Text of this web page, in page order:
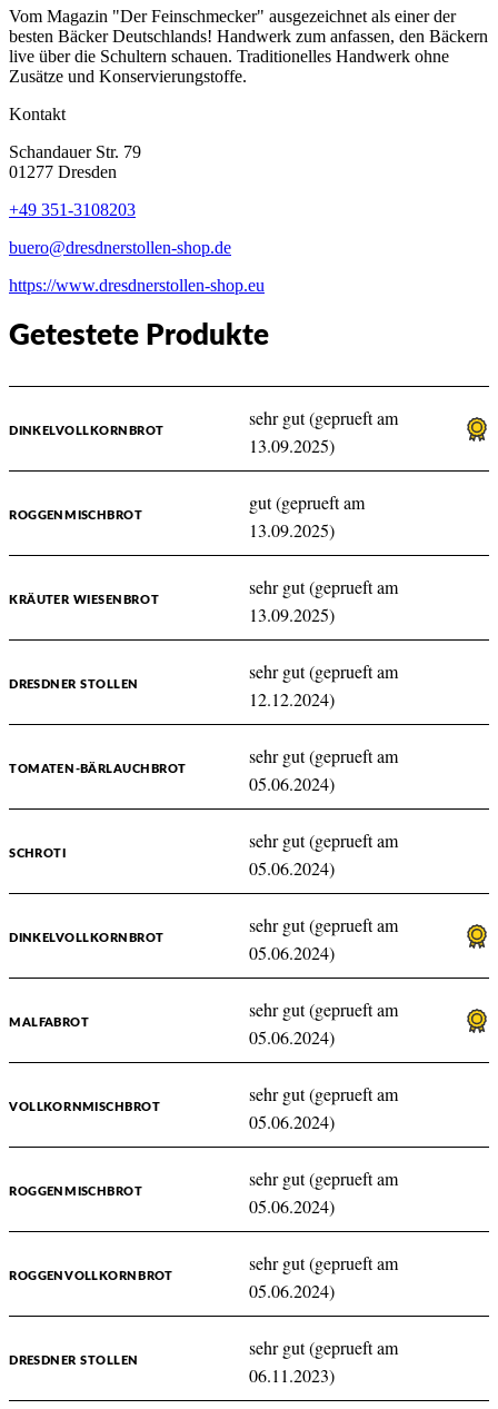
Vom Magazin "Der Feinschmecker" ausgezeichnet als einer der
besten Bäcker Deutschlands! Handwerk zum anfassen, den Bäckern
live über die Schultern schauen. Traditionelles Handwerk ohne
Zusätze und Konservierungstoffe.
Kontakt
Schandauer Str. 79
01277 Dresden
+49 351-3108203
buero@dresdnerstollen-shop.de
https://www.dresdnerstollen-shop.eu
Getestete Produkte
DINKELVOLLKORNBROT
sehr gut (geprueft am
13.09.2025)
ROGGENMISCHBROT
gut (geprueft am
13.09.2025)
KRÄUTER WIESENBROT
sehr gut (geprueft am
13.09.2025)
DRESDNER STOLLEN
sehr gut (geprueft am
12.12.2024)
TOMATEN-BÄRLAUCHBROT
sehr gut (geprueft am
05.06.2024)
SCHROTI
sehr gut (geprueft am
05.06.2024)
DINKELVOLLKORNBROT
sehr gut (geprueft am
05.06.2024)
MALFABROT
sehr gut (geprueft am
05.06.2024)
VOLLKORNMISCHBROT
sehr gut (geprueft am
05.06.2024)
ROGGENMISCHBROT
sehr gut (geprueft am
05.06.2024)
ROGGENVOLLKORNBROT
sehr gut (geprueft am
05.06.2024)
DRESDNER STOLLEN
sehr gut (geprueft am
06.11.2023)